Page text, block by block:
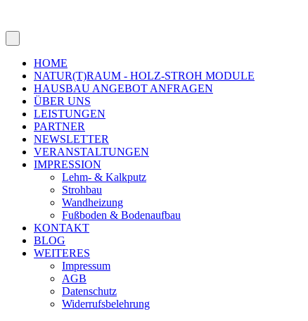
HOME
NATUR(T)RAUM - HOLZ-STROH MODULE
HAUSBAU ANGEBOT ANFRAGEN
ÜBER UNS
LEISTUNGEN
PARTNER
NEWSLETTER
VERANSTALTUNGEN
IMPRESSION
Lehm- & Kalkputz
Strohbau
Wandheizung
Fußboden & Bodenaufbau
KONTAKT
BLOG
WEITERES
Impressum
AGB
Datenschutz
Widerrufsbelehrung